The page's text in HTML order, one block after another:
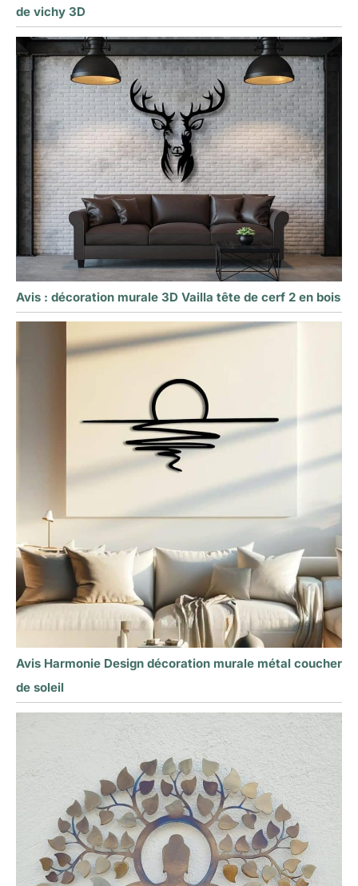
de vichy 3D
Avis : décoration murale 3D Vailla tête de cerf 2 en bois
Avis Harmonie Design décoration murale métal coucher
de soleil